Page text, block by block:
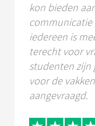
kon bieden
communicatie
iedereen is
terecht voor
studenten zijn
voor de
aangevraagd.